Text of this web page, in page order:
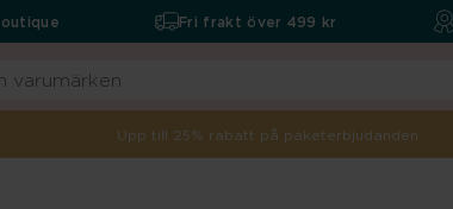
Fri frakt över 499 kr
Upp till 25% rabatt på paketerbjudanden